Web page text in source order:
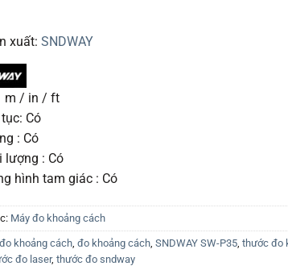
xuất: SNDWAY
m / in / ft
Có
: Có
lượng : Có
hình tam giác : Có
Máy đo khoảng cách
khoảng cách đo khoảng cách SNDWAY SW-P35 thước đo
đo laser, thước đo sndway